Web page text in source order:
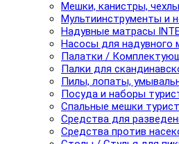
Мешки, канистры,
Мультиинструменты и
Надувные матрасы
Насосы для надувного
Палатки /
Палки для
Пилы, лопаты,
Посуда и наборы
Спальные мешки
Средства для
Средства против